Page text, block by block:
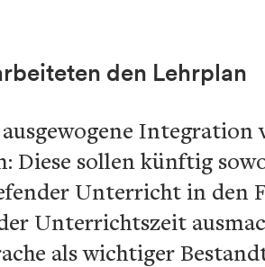
den Lehrplan
Diese sollen künftig
Unterricht in
Unterrichtszeit
als wichtiger